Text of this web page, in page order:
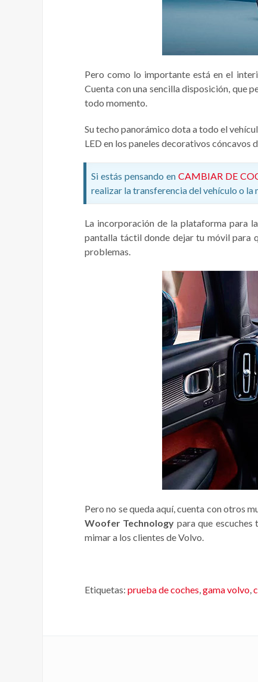
Pero como lo importante está en el
Cuenta con una sencilla disposición, que
todo momento.
Su techo panorámico dota a todo el
LED en los paneles decorativos cóncavos
Si estás pensando en CAMBIAR DE
realizar la transferencia del vehículo o la
La incorporación de la plataforma para
pantalla táctil donde dejar tu móvil para
problemas.
Pero no se queda aquí, cuenta con otros
Woofer Technology para que
mimar a los clientes de Volvo.
Etiquetas: prueba de coches,gama volvo,